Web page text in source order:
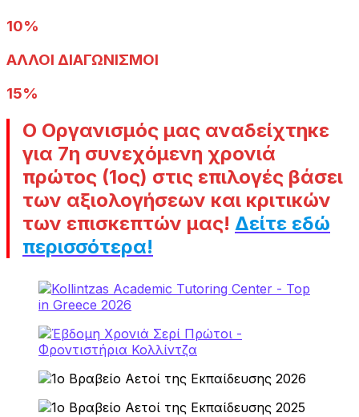
10%
ΑΛΛΟΙ ΔΙΑΓΩΝΙΣΜΟΙ
15%
Ο Οργανισμός μας αναδείχτηκε
για 7η συνεχόμενη χρονιά
πρώτος (1ος) στις επιλογές βάσει
των αξιολογήσεων και κριτικών
των επισκεπτών μας! Δείτε εδώ
περισσότερα!